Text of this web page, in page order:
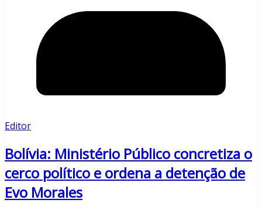
Editor
Bolívia: Ministério Público concretiza o
cerco político e ordena a detenção de
Evo Morales